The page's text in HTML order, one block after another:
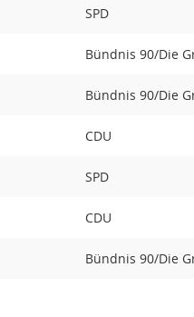
SPD
Bündnis 90/Die
Bündnis 90/Die
CDU
SPD
CDU
Bündnis 90/Die